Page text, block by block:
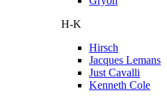
H-K
Hirsch
Jacques Lemans
Just Cavalli
Kenneth Cole